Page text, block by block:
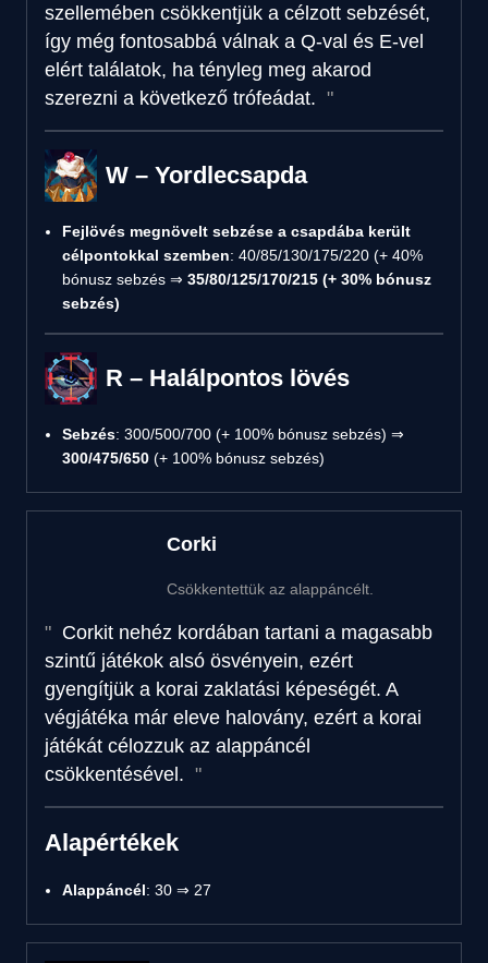
szellemében csökkentjük a célzott sebzését,
így még fontosabbá válnak a Q-val és E-vel
elért találatok, ha tényleg meg akarod
szerezni a következő trófeádat.
W – Yordlecsapda
Fejlövés megnövelt sebzése a csapdába került
célpontokkal szemben: 40/85/130/175/220 (+ 40%
bónusz sebzés ⇒ 35/80/125/170/215 (+ 30% bónusz
sebzés)
R – Halálpontos lövés
Sebzés: 300/500/700 (+ 100% bónusz sebzés) ⇒
300/475/650 (+ 100% bónusz sebzés)
Corki
Csökkentettük az alappáncélt.
Corkit nehéz kordában tartani a magasabb
szintű játékok alsó ösvényein, ezért
gyengítjük a korai zaklatási képeségét. A
végjátéka már eleve halovány, ezért a korai
játékát célozzuk az alappáncél
csökkentésével.
Alapértékek
Alappáncél: 30 ⇒ 27